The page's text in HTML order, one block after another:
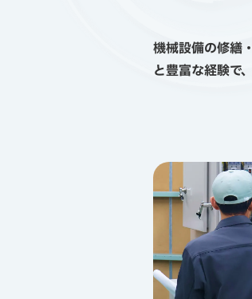
機械設備の修繕
と豊富な経験で